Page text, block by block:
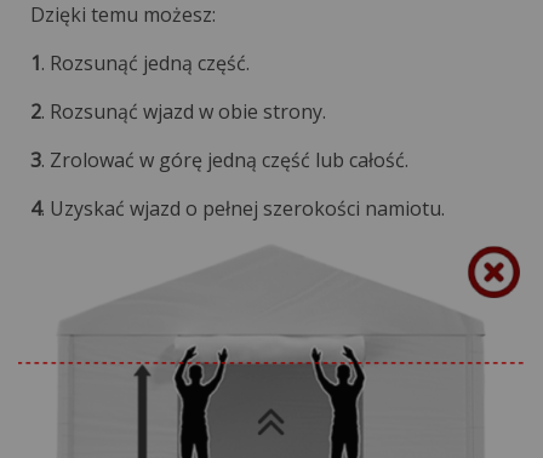
Dzięki temu możesz:
1. Rozsunąć jedną część.
2. Rozsunąć wjazd w obie strony.
3. Zrolować w górę jedną część lub całość.
4. Uzyskać wjazd o pełnej szerokości namiotu.